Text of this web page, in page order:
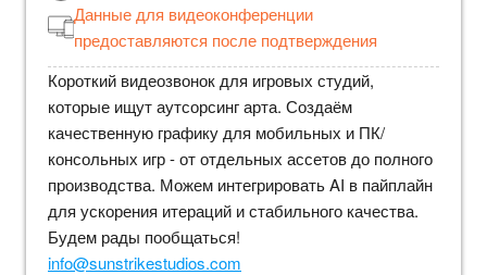
Данные для видеоконференции
предоставляются после подтверждения
Короткий видеозвонок для игровых студий,
которые ищут аутсорсинг арта. Создаём
качественную графику для мобильных и ПК/
консольных игр - от отдельных ассетов до полного
производства. Можем интегрировать AI в пайплайн
для ускорения итераций и стабильного качества.
Будем рады пообщаться!
info@sunstrikestudios.com